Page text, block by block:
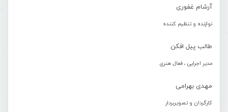
آرشام غفوری
نوازنده و تنظیم کننده
طالب پیل افکن
مدیر اجرایی ، فعال هنری
مهدی بهرامی
کارگردان و تصویربردار